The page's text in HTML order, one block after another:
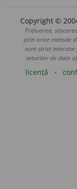
Copyright ©
Preluarea,
prin orice metode
sunt strict
seturilor de date
licență